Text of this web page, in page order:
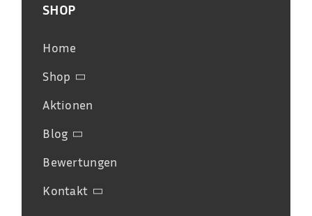
SHOP
Home
Shop
Aktionen
Blog
Bewertungen
Kontakt